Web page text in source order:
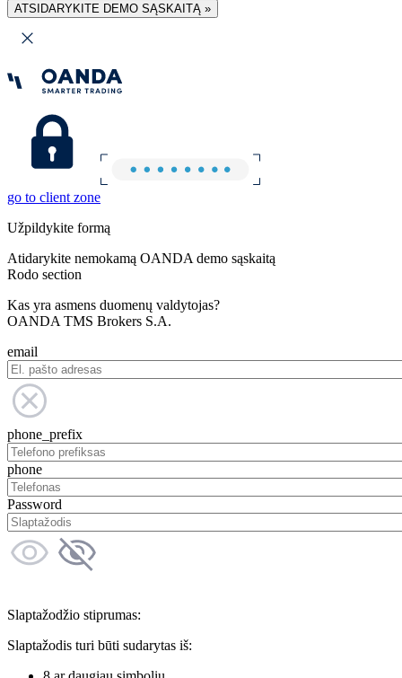
ATSIDARYKITE DEMO SĄSKAITĄ »
go to client zone
Užpildykite formą
Atidarykite nemokamą OANDA demo sąskaitą
Rodo section
Kas yra asmens duomenų valdytojas?
OANDA TMS Brokers S.A.
email
phone_prefix
phone
Password
Slaptažodžio stiprumas:
Slaptažodis turi būti sudarytas iš: